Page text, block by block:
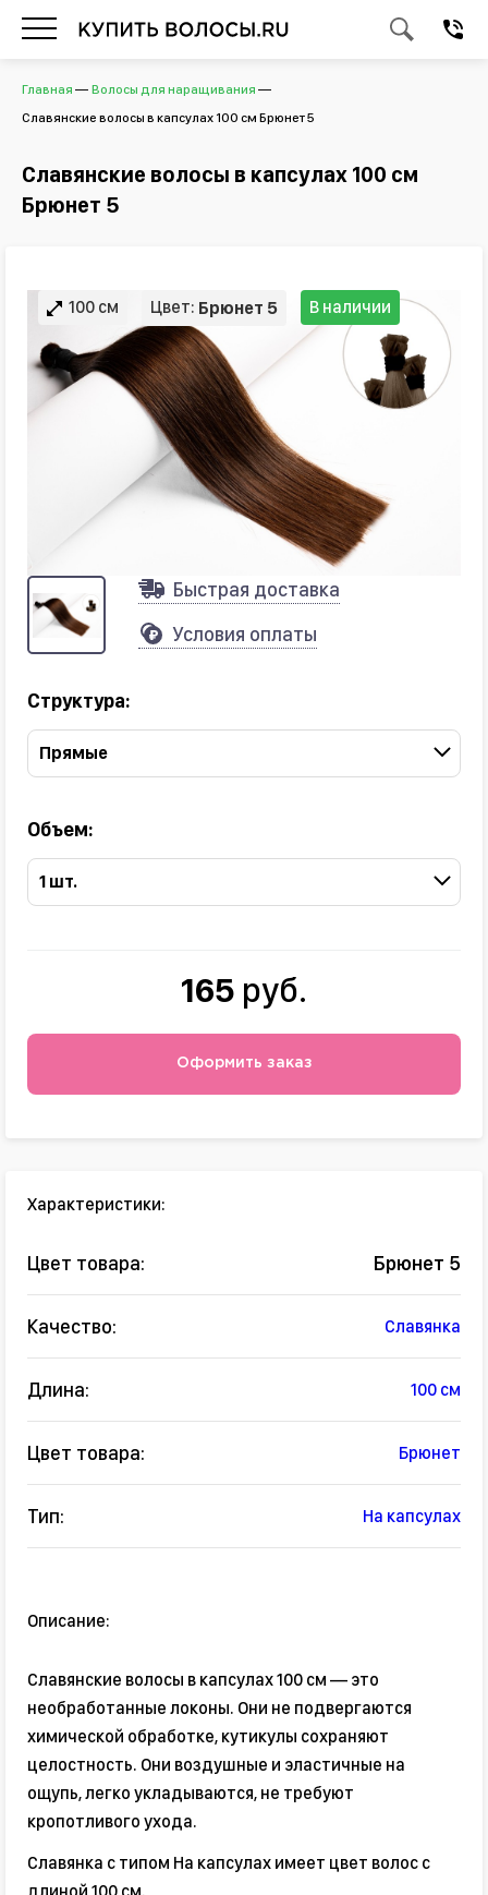
Главная
Волосы для наращивания
Славянские волосы в капсулах 100 см Брюнет 5
Славянские волосы в капсулах 100 см
Брюнет 5
100 см Цвет: Брюнет 5 В наличии
Быстрая доставка
Условия оплаты
Структура:
Прямые
Объем:
1 шт.
165 руб.
Оформить заказ
Характеристики:
Цвет товара: Брюнет 5
Качество: Славянка
Длина: 100 см
Цвет товара: Брюнет
Тип: На капсулах
Описание:
Славянские волосы в капсулах 100 см — это
необработанные локоны. Они не подвергаются
химической обработке, кутикулы сохраняют
целостность. Они воздушные и эластичные на
ощупь, легко укладываются, не требуют
кропотливого ухода.
Славянка с типом На капсулах имеет цвет волос с